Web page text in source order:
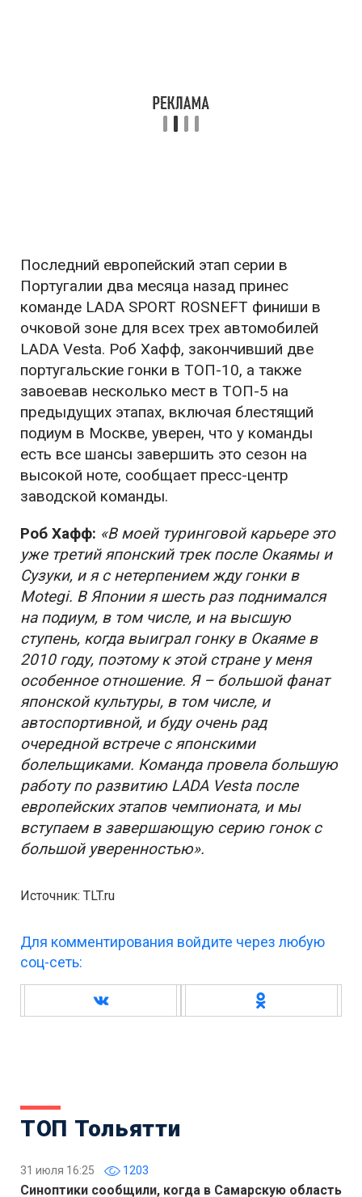
Последний европейский этап серии в
Португалии два месяца назад принес
команде LADA SPORT ROSNEFT финиши в
очковой зоне для всех трех автомобилей
LADA Vesta. Роб Хафф, закончивший две
португальские гонки в ТОП-10, а также
завоевав несколько мест в ТОП-5 на
предыдущих этапах, включая блестящий
подиум в Москве, уверен, что у команды
есть все шансы завершить это сезон на
высокой ноте, сообщает пресс-центр
заводской команды.
Роб Хафф: «В моей туринговой карьере это
уже третий японский трек после Окаямы и
Сузуки, и я с нетерпением жду гонки в
Motegi. В Японии я шесть раз поднимался
на подиум, в том числе, и на высшую
ступень, когда выиграл гонку в Окаяме в
2010 году, поэтому к этой стране у меня
особенное отношение. Я – большой фанат
японской культуры, в том числе, и
автоспортивной, и буду очень рад
очередной встрече с японскими
болельщиками. Команда провела большую
работу по развитию LADA Vesta после
европейских этапов чемпионата, и мы
вступаем в завершающую серию гонок с
большой уверенностью».
Источник: TLT.ru
Для комментирования войдите через любую
соц-сеть:
ТОП Тольятти
31 июля 16:25 1203
Синоптики сообщили, когда в Самарскую область